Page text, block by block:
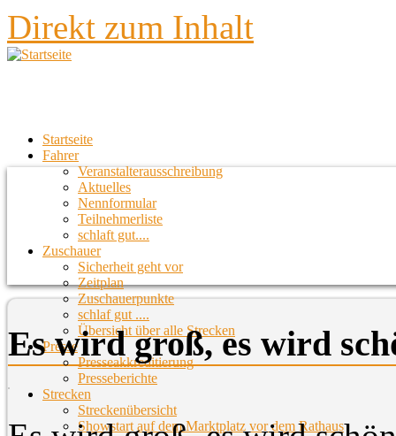
Direkt zum Inhalt
Startseite
Fahrer
Veranstalterausschreibung
Aktuelles
Nennformular
Teilnehmerliste
schlaft gut....
Zuschauer
Sicherheit geht vor
Zeitplan
Zuschauerpunkte
schlaf gut ....
Übersicht über alle Strecken
Presse
Presseakkreditierung
Presseberichte
Strecken
Streckenübersicht
Showstart auf dem Marktplatz vor dem Rathaus
Es wird groß, es wird